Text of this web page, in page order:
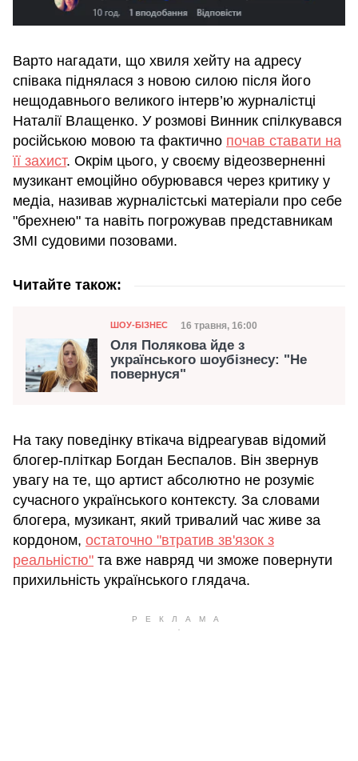
Варто нагадати, що хвиля хейту на адресу
співака піднялася з новою силою після його
нещодавнього великого інтерв’ю журналістці
Наталії Влащенко. У розмові Винник спілкувався
російською мовою та фактично почав ставати на
її захист. Окрім цього, у своєму відеозверненні
музикант емоційно обурювався через критику у
медіа, називав журналістські матеріали про себе
"брехнею" та навіть погрожував представникам
ЗМІ судовими позовами.
Читайте також:
Категорія
ШОУ-БІЗНЕС Дата публікації
16 травня, 16:00
Оля Полякова йде з
українського шоубізнесу: "Не
повернуся"
На таку поведінку втікача відреагував відомий
блогер-пліткар Богдан Беспалов. Він звернув
увагу на те, що артист абсолютно не розуміє
сучасного українського контексту. За словами
блогера, музикант, який тривалий час живе за
кордоном, остаточно "втратив зв'язок з
реальністю" та вже навряд чи зможе повернути
прихильність українського глядача.